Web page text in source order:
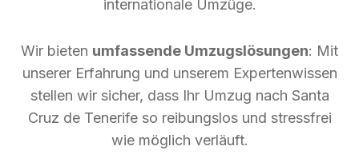
internationale Umzüge.
Wir bieten umfassende Umzugslösungen: Mit
unserer Erfahrung und unserem Expertenwissen
stellen wir sicher, dass Ihr Umzug nach Santa
Cruz de Tenerife so reibungslos und stressfrei
wie möglich verläuft.